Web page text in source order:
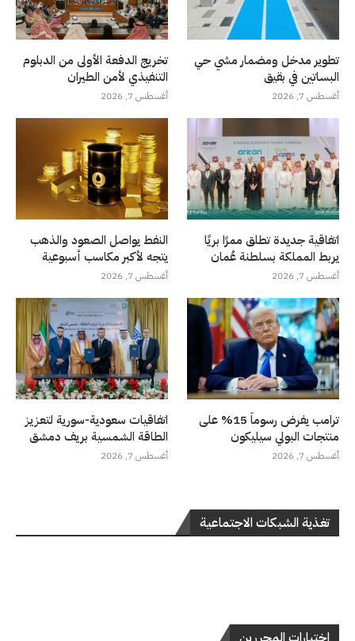
تطوير مدخل ومضمار مشي حي
البساتين في بقيق
أغسطس 7, 2026
تخريج الدفعة الأولى من الدبلوم
التنفيذي لأمن الطيران
أغسطس 7, 2026
اتفاقية جديدة تطلق ممرًا بريًا
يربط المملكة بسلطنة عُمان
أغسطس 7, 2026
النفط يواصل الصعود والذهب
يتجه لأكبر مكاسب أسبوعية
أغسطس 7, 2026
ترامب يفرض رسوماً 15% على
منتجات البولي سيليكون
أغسطس 7, 2026
اتفاقيات سعودية-سورية لتعزيز
الطاقة الشمسية بريف دمشق
أغسطس 7, 2026
تغذية الشبكات الاجتماعية